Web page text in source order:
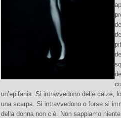
un’epifania. Si intravvedono delle calze,
una scarpa. Si intravvedono o forse si
della donna non c’è. Non sappiamo